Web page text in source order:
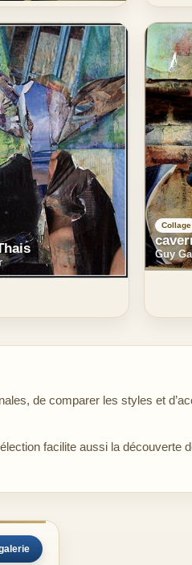
Collage
Guy
de comparer les styles et
facilite aussi la découverte